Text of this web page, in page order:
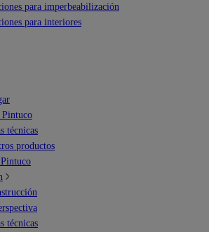
para imperbeabilización
para interiores
Pintuco
técnicas
productos
técnicas